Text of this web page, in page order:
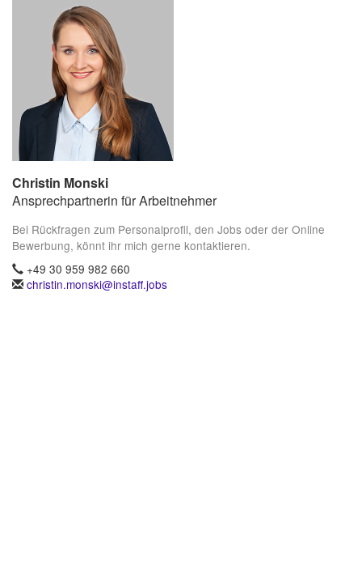
Christin Monski
Ansprechpartnerin für Arbeitnehmer
Bei Rückfragen zum Personalprofil, den Jobs oder der Online
Bewerbung, könnt ihr mich gerne kontaktieren.
+49 30 959 982 660
christin.monski@instaff.jobs